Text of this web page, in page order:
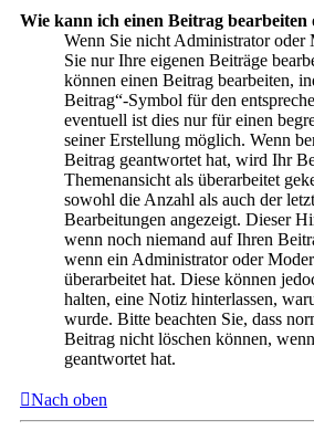
Wie kann ich einen Beitrag bearbeiten
Wenn Sie nicht Administrator oder
Sie nur Ihre eigenen Beiträge
können einen Beitrag bearbeiten,
Beitrag“-Symbol für den
eventuell ist dies nur für einen
seiner Erstellung möglich. Wenn
Beitrag geantwortet hat, wird Ihr
Themenansicht als überarbeitet
sowohl die Anzahl als auch der
Bearbeitungen angezeigt. Dieser
wenn noch niemand auf Ihren
wenn ein Administrator oder
überarbeitet hat. Diese können
halten, eine Notiz hinterlassen,
wurde. Bitte beachten Sie, dass
Beitrag nicht löschen können,
geantwortet hat.
Nach oben